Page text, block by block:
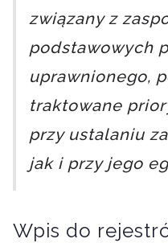
związany z
podstawowych
uprawnionego,
traktowane
przy ustalaniu
jak i przy jego
Wpis do